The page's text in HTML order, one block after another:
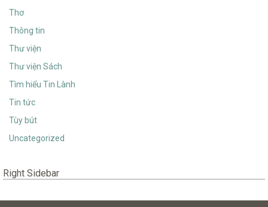
Thơ
Thông tin
Thư viện
Thư viện Sách
Tìm hiểu Tin Lành
Tin tức
Tùy bút
Uncategorized
Right Sidebar